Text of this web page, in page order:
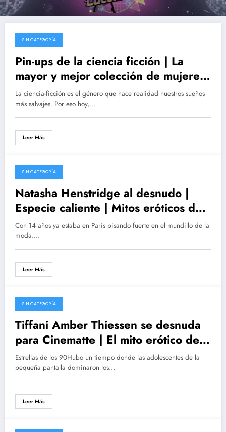
25/02/2017
SIN CATEGORÍA
Pin-ups de la ciencia ficción | La
mayor y mejor colección de mujeres
de sci-fi al desnudo
La ciencia-ficción es el género que hace realidad nuestros sueños
más salvajes. Por eso hoy,…
Leer Más
25/02/2017
SIN CATEGORÍA
Natasha Henstridge al desnudo |
Especie caliente | Mitos eróticos de
serie B
Con 14 años ya estaba en París pisando fuerte en el mundillo de la
moda.…
Leer Más
06/01/2017
SIN CATEGORÍA
Tiffani Amber Thiessen se desnuda
para Cinematte | El mito erótico de
Salvados por la campana cumple 41
Estrellas de los 90Hubo un tiempo donde las adolescentes de la
pequeña pantalla dominaron los…
Leer Más